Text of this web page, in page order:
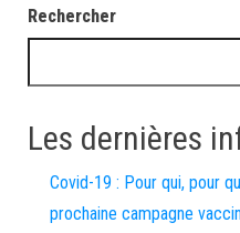
Rechercher
Les dernières
Covid-19 : Pour qui, pour
prochaine campagne